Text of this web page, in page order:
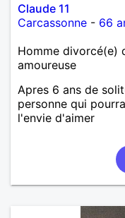
Claude 11
Carcassonne - 66
Homme divorcé(e)
amoureuse
Apres 6 ans de
personne qui
l'envie d'aimer